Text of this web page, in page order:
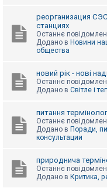
реорганизация
станциях
Останнє
Додано в Новини
общества
новий рік - нові
Останнє
Додано в Світле і
питання
Останнє
Додано в Поради,
консультации
природнича
Останнє
Додано в Критика,